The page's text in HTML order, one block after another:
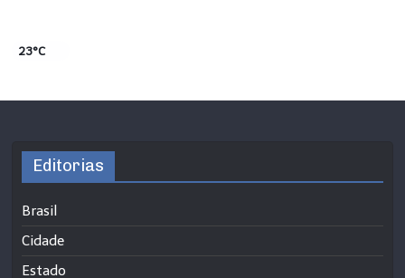
23°C
Editorias
Brasil
Cidade
Estado